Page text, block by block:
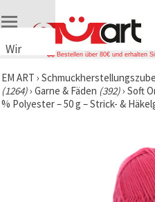
Wir
Cookies
🍪 Wir
verwenden
Bestellen über 80€ und erhalten
EM ART ›
(1264)› Garne & Fäden (392)› Soft
% Polyester – 50 g – Strick- &